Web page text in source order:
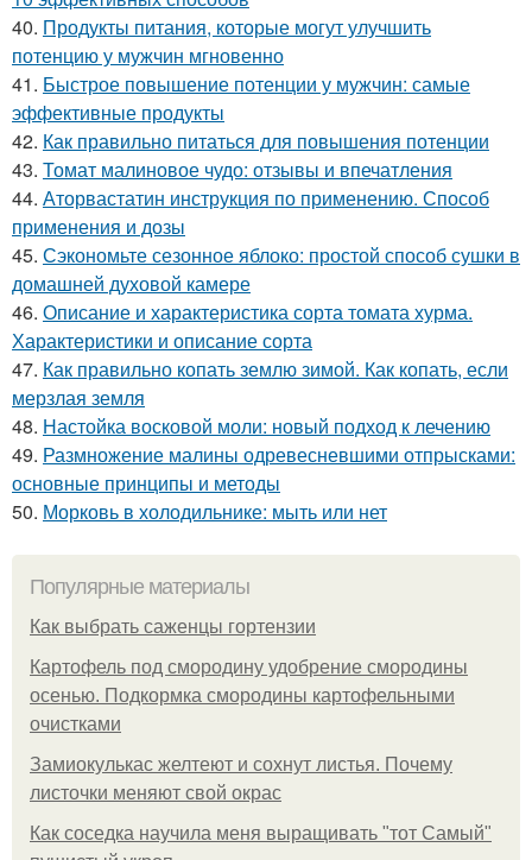
40. Продукты питания, которые могут улучшить
потенцию у мужчин мгновенно
41. Быстрое повышение потенции у мужчин: самые
эффективные продукты
42. Как правильно питаться для повышения потенции
43. Томат малиновое чудо: отзывы и впечатления
44. Аторвастатин инструкция по применению. Способ
применения и дозы
45. Сэкономьте сезонное яблоко: простой способ сушки в
домашней духовой камере
46. Описание и характеристика сорта томата хурма.
Характеристики и описание сорта
47. Как правильно копать землю зимой. Как копать, если
мерзлая земля
48. Настойка восковой моли: новый подход к лечению
49. Размножение малины одревесневшими отпрысками:
основные принципы и методы
50. Морковь в холодильнике: мыть или нет
Популярные материалы
Как выбрать саженцы гортензии
Картофель под смородину удобрение смородины
осенью. Подкормка смородины картофельными
очистками
Замиокулькас желтеют и сохнут листья. Почему
листочки меняют свой окрас
Как соседка научила меня выращивать "тот Самый"